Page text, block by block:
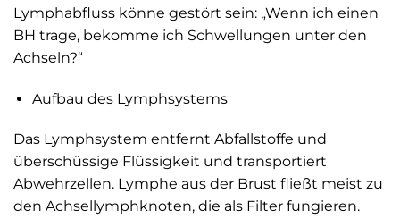
Lymphabfluss könne gestört sein: „Wenn ich einen
BH trage, bekomme ich Schwellungen unter den
Achseln?“
Aufbau des Lymphsystems
Das Lymphsystem entfernt Abfallstoffe und
überschüssige Flüssigkeit und transportiert
Abwehrzellen. Lymphe aus der Brust fließt meist zu
den Achsellymphknoten, die als Filter fungieren.